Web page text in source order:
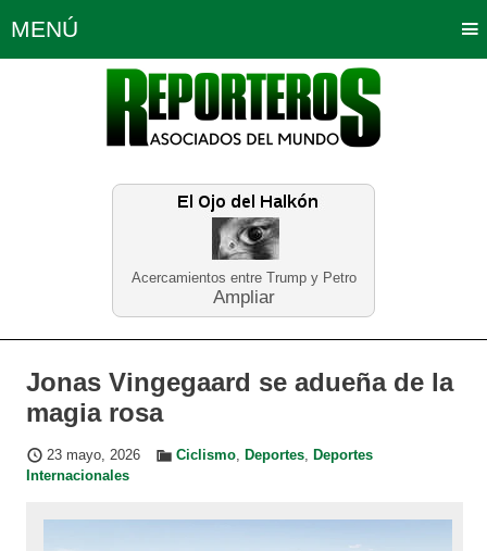
Acercamientos entre Trump y Petro
Ampliar
MENÚ
Política Opinión Bogotá
Planeta Tierra Deportes
Educación Neira
Jonas Vingegaard se adueña de la
magia rosa
23 mayo, 2026 Ciclismo, Deportes, Deportes
Internacionales